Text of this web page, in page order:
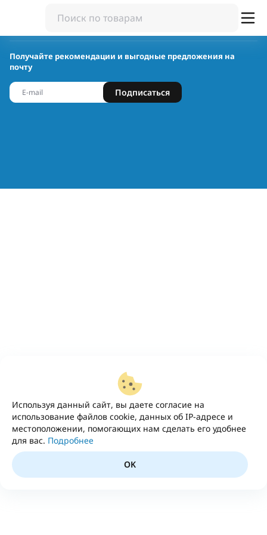
Используя данный сайт, вы даете согласие на
использование файлов cookie, данных об IP-адресе и
местоположении, помогающих нам сделать его удобнее
для вас. Подробнее
OK
Получайте рекомендации и выгодные предложения на
почту
Подписаться